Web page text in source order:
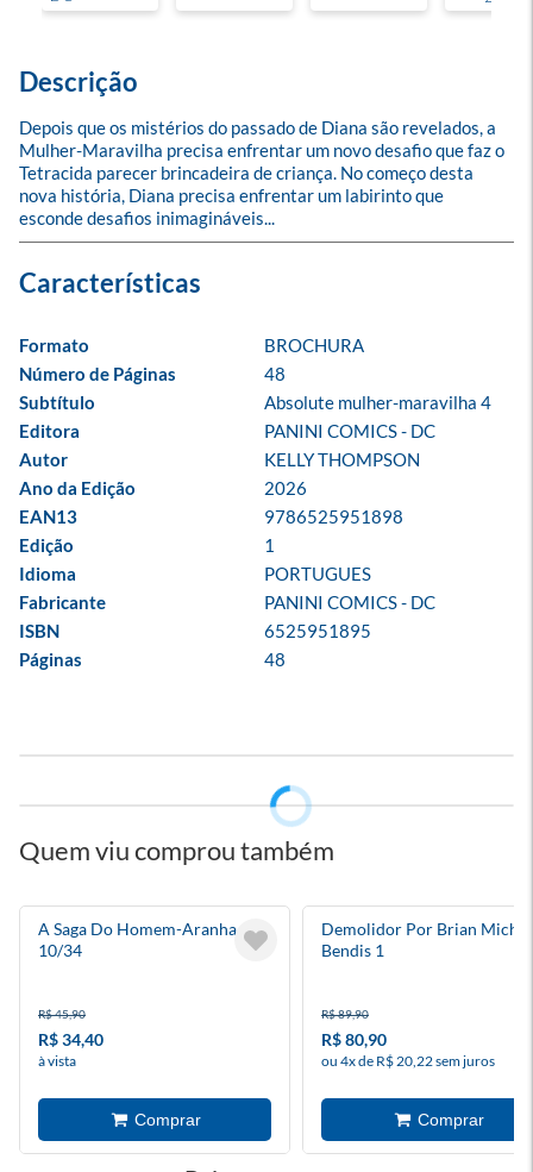
Descrição
Depois que os mistérios do passado de Diana são revelados, a
Mulher-Maravilha precisa enfrentar um novo desafio que faz o
Tetracida parecer brincadeira de criança. No começo desta
nova história, Diana precisa enfrentar um labirinto que
esconde desafios inimagináveis...
Formato
BROCHURA
Número de Páginas
48
Subtítulo
Absolute mulher-maravilha 4
Editora
PANINI COMICS - DC
Autor
KELLY THOMPSON
Ano da Edição
2026
EAN13
9786525951898
Edição
1
Idioma
PORTUGUES
Fabricante
PANINI COMICS - DC
ISBN
6525951895
Páginas
48
Quem viu comprou também
A Saga Do Homem-Aranha
10/34
R$ 45,90
R$ 34,40
à vista
Demolidor Por Brian
Bendis 1
R$ 89,90
R$ 80,90
ou 4x de R$ 20,22 sem juros